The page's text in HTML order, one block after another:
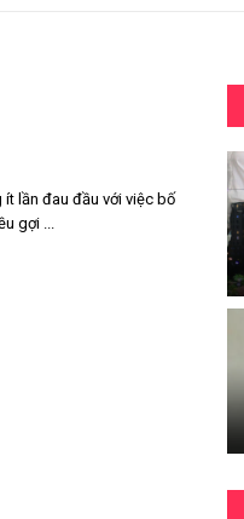
lần đau đầu với việc bố
gợi ...